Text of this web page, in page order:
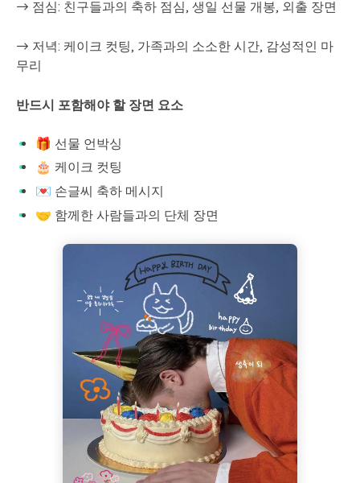
→ 점심: 친구들과의 축하 점심, 생일 선물 개봉, 외출 장면
→ 저녁: 케이크 컷팅, 가족과의 소소한 시간, 감성적인 마
무리
반드시 포함해야 할 장면 요소
🎁 선물 언박싱
🎂 케이크 컷팅
💌 손글씨 축하 메시지
🤝 함께한 사람들과의 단체 장면